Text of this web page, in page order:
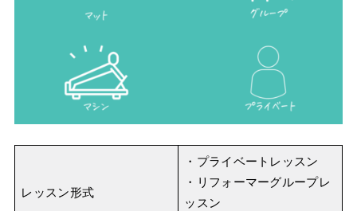
レッスン形式
・プライベートレッスン
・リフォーマーグループレ
ッスン